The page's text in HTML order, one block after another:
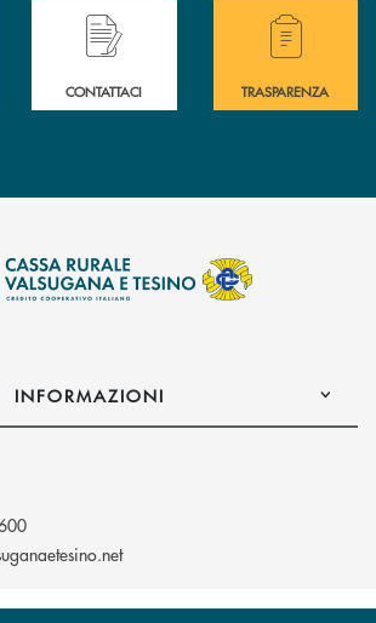
delle filiali .
Hai bisogno di assistenza immediata?
CONTATTACI
Hai bisogno di
TRASPARENZA
INFORMAZIONI
(si apre l’app di posta